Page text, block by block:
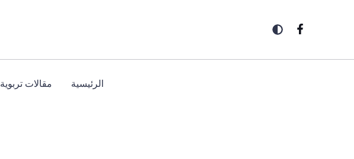
الرئيسية مقالات تربوية